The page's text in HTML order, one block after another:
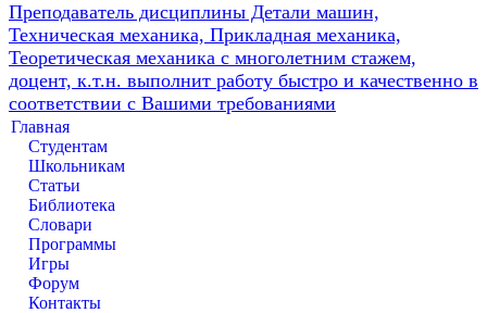
Преподаватель дисциплины Детали машин,
Техническая механика, Прикладная механика,
Теоретическая механика с многолетним стажем,
доцент, к.т.н. выполнит работу быстро и качественно в
соответствии с Вашими требованиями
Главная
Студентам
Школьникам
Статьи
Библиотека
Словари
Программы
Игры
Форум
Контакты